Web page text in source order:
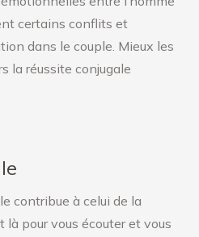
certains conflits et
dans le couple. Mieux les
la réussite conjugale
contribue à celui de la
pour vous écouter et vous